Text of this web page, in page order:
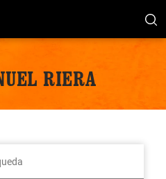
RIERA